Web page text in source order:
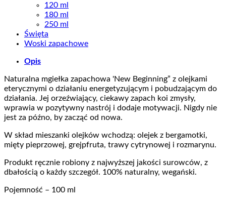
120 ml
180 ml
250 ml
Święta
Woski zapachowe
Opis
Naturalna mgiełka zapachowa 'New Beginning” z olejkami
eterycznymi o działaniu energetyzującym i pobudzającym do
działania. Jej orzeźwiający, ciekawy zapach koi zmysły,
wprawia w pozytywny nastrój i dodaje motywacji. Nigdy nie
jest za późno, by zacząć od nowa.
W skład mieszanki olejków wchodzą: olejek z bergamotki,
mięty pieprzowej, grejpfruta, trawy cytrynowej i rozmarynu.
Produkt ręcznie robiony z najwyższej jakości surowców, z
dbałością o każdy szczegół. 100% naturalny, wegański.
Pojemność – 100 ml